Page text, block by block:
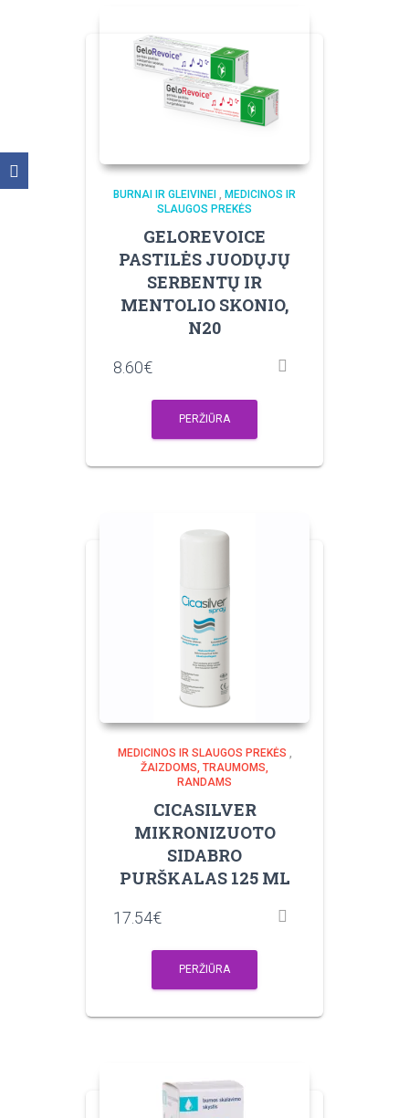
BURNAI IR GLEIVINEI
MEDICINOS IR
SLAUGOS PREKĖS
GELOREVOICE
PASTILĖS JUODŲJŲ
SERBENTŲ IR
MENTOLIO SKONIO,
N20
8.60€
PERŽIŪRA
MEDICINOS IR SLAUGOS PREKĖS
ŽAIZDOMS, TRAUMOMS,
RANDAMS
CICASILVER
MIKRONIZUOTO
SIDABRO
PURŠKALAS 125 ML
17.54€
PERŽIŪRA